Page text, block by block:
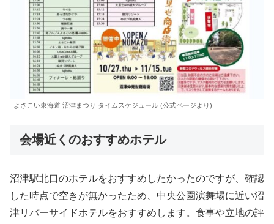
よさこい東海道 沼津まつり タイムスケジュール (公式ページより)
会場近くのおすすめホテル
沼津駅北口のホテルをおすすめしたかったのですが、確認
した時点で空きが無かったため、中央公園演舞場に近い沼
津リバーサイドホテルをおすすめします。食事や立地の評